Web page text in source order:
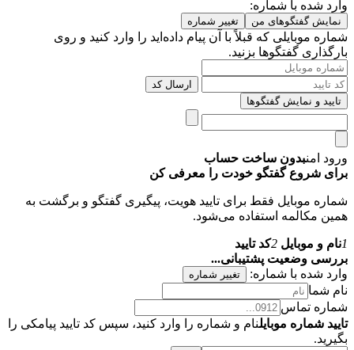
وارد شده با شماره:
نمایش گفتگوهای من تغییر شماره
شماره موبایلی که قبلاً با آن پیام داده‌اید را وارد کنید و روی
بارگذاری گفتگوها بزنید.
ارسال کد
تایید و نمایش گفتگوها
ورود امنبدون ساخت حساب
برای شروع گفتگو خودت را معرفی کن
شماره موبایل فقط برای تایید هویت، پیگیری گفتگو و برگشت به
همین مکالمه استفاده می‌شود.
1نام و موبایل 2کد تایید
بررسی وضعیت پشتیبانی...
وارد شده با شماره:
تغییر شماره
نام شما
شماره تماس
تایید شماره موبایلنام و شماره را وارد کنید، سپس کد تایید پیامکی را
بگیرید.